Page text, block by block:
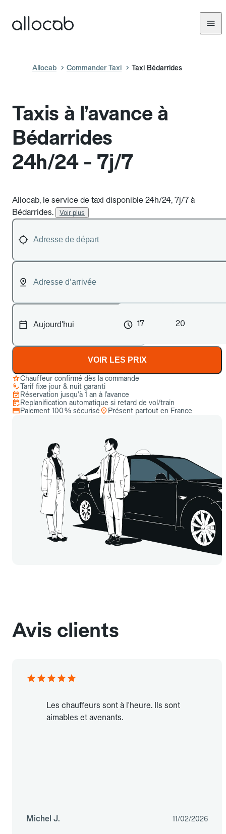
Allocab Commander Taxi Taxi Bédarrides
Taxis à l’avance à
Bédarrides
24h/24 - 7j/7
Allocab, le service de taxi disponible 24h/24, 7j/7 à
Bédarrides.
Voir plus
17 20
VOIR LES PRIX
Chauffeur confirmé dès la commande
Tarif fixe jour & nuit garanti
Réservation jusqu’à 1 an à l’avance
Replanification automatique si retard de vol/train
Paiement 100 % sécurisé
Présent partout en France
Avis clients
Les chauffeurs sont à l'heure. Ils sont
aimables et avenants.
Michel J. 11/02/2026